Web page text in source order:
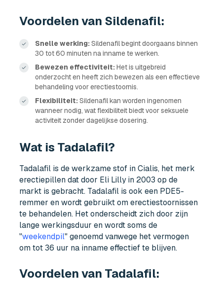
Voordelen van Sildenafil:
Snelle werking: Sildenafil begint doorgaans binnen
30 tot 60 minuten na inname te werken.
Bewezen effectiviteit: Het is uitgebreid
onderzocht en heeft zich bewezen als een effectieve
behandeling voor erectiestoornis.
Flexibiliteit: Sildenafil kan worden ingenomen
wanneer nodig, wat flexibiliteit biedt voor seksuele
activiteit zonder dagelijkse dosering.
Wat is Tadalafil?
Tadalafil is de werkzame stof in Cialis, het merk
erectiepillen dat door Eli Lilly in 2003 op de
markt is gebracht. Tadalafil is ook een PDE5-
remmer en wordt gebruikt om erectiestoornissen
te behandelen. Het onderscheidt zich door zijn
lange werkingsduur en wordt soms de
"weekendpil" genoemd vanwege het vermogen
om tot 36 uur na inname effectief te blijven.
Voordelen van Tadalafil: